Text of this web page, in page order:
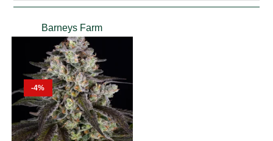
Barneys Farm
-4%